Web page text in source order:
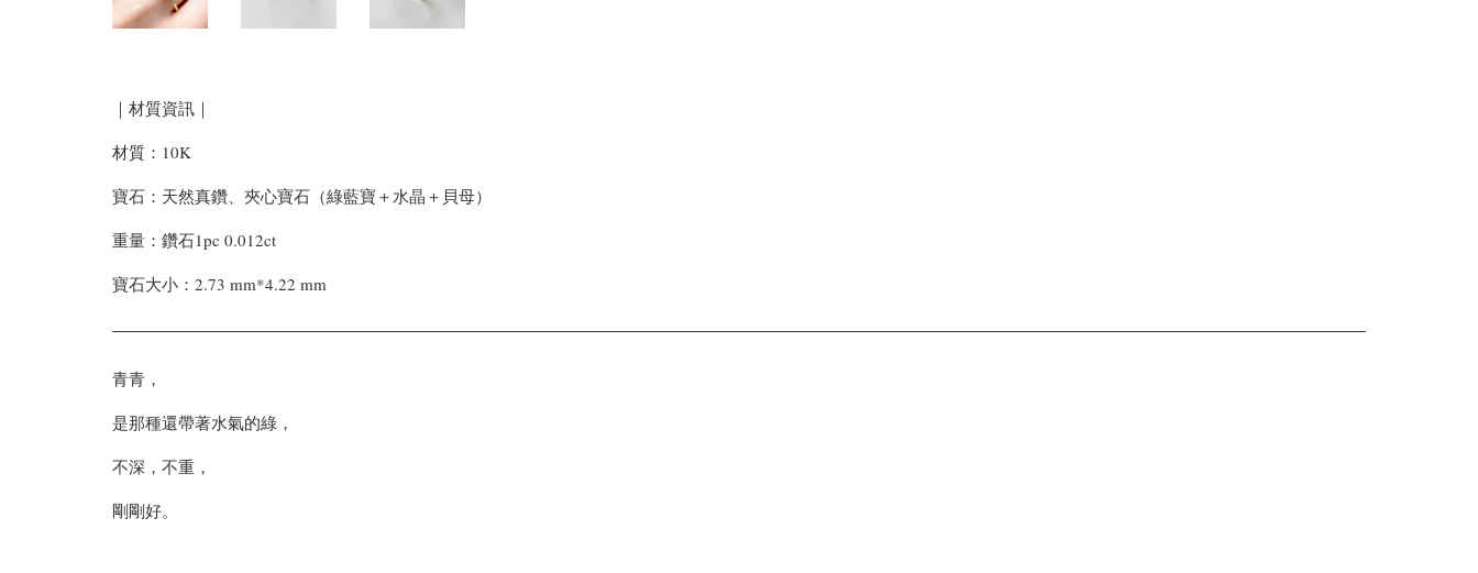
｜材質資訊｜
材質：10K
寶石：天然真鑽、夾心寶石（綠藍寶＋水晶＋貝母）
重量：鑽石1pc 0.012ct
寶石大小：2.73 mm*4.22 mm
青青，
是那種還帶著水氣的綠，
不深，不重，
剛剛好。